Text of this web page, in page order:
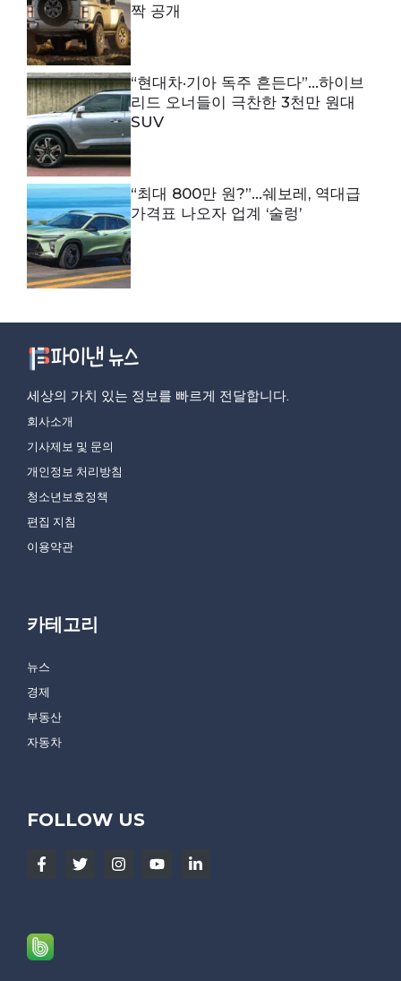
짝 공개
“현대차·기아 독주 흔든다”…하이브
리드 오너들이 극찬한 3천만 원대
SUV
“최대 800만 원?”…쉐보레, 역대급
가격표 나오자 업계 ‘술렁’
세상의 가치 있는 정보를 빠르게 전달합니다.
회사소개
기사제보 및 문의
개인정보 처리방침
청소년보호정책
편집 지침
이용약관
카테고리
뉴스
경제
부동산
자동차
FOLLOW US